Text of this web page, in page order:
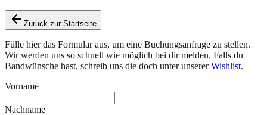
Zurück zur Startseite
Fülle hier das Formular aus, um eine Buchungsanfrage zu stellen.
Wir werden uns so schnell wie möglich bei dir melden. Falls du
Bandwünsche hast, schreib uns die doch unter unsererWishlist.
Vorname
Nachname